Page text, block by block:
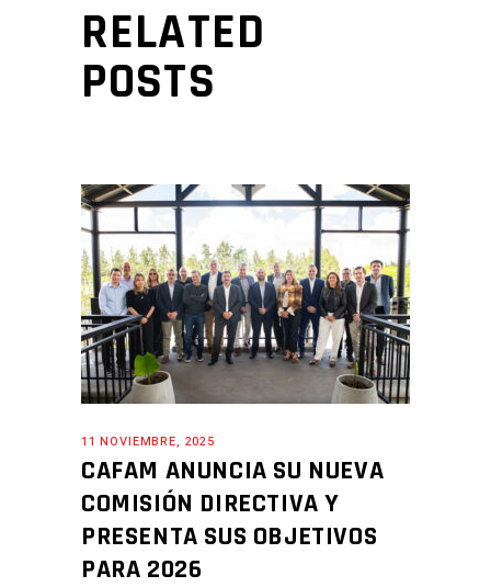
RELATED
POSTS
11 NOVIEMBRE, 2025
CAFAM ANUNCIA SU NUEVA
COMISIÓN DIRECTIVA Y
PRESENTA SUS OBJETIVOS
PARA 2026